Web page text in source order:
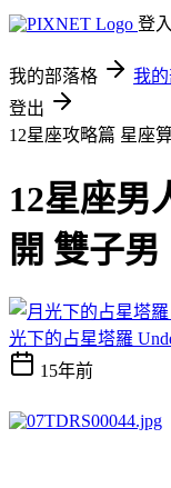
登入
我的部落格 我
登出
12星座攻略篇 星座
12星座男
開 雙子男
光下的占星塔羅
15年前